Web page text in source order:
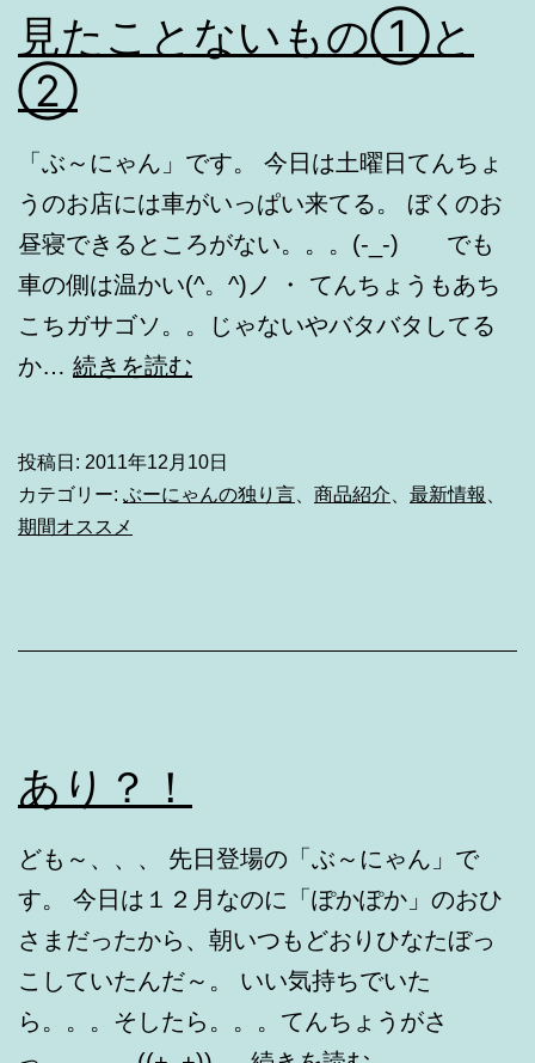
見たことないもの①と
②
「ぶ～にゃん」です。 今日は土曜日てんちょ
うのお店には車がいっぱい来てる。 ぼくのお
昼寝できるところがない。。。(-_-) でも
車の側は温かい(^。^)ノ ・ てんちょうもあち
こちガサゴソ。。じゃないやバタバタしてる
か… 続きを読む
こ
と
の
投稿日: 2011年12月10日
カテゴリー: ぶーにゃんの独り言、 商品紹介、 最新情報 、
期間オススメ
あり？！
ども～、、、 先日登場の「ぶ～にゃん」で
す。 今日は１２月なのに「ぽかぽか」のおひ
さまだったから、朝いつもどおりひなたぼっ
こしていたんだ～。 いい気持ちでいた
ら。。。そしたら。。。てんちょうがさ